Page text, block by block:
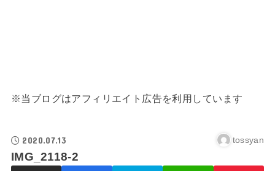
※当ブログはアフィリエイト広告を利用しています
2020.07.13 tossyan
IMG_2118-2